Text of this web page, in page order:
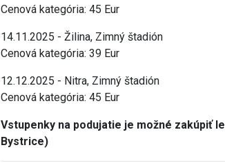
Cenová kategória: 45 Eur
14.11.2025 - Žilina, Zimný štadión
Cenová kategória: 39 Eur
12.12.2025 - Nitra, Zimný štadión
Cenová kategória: 45 Eur
Vstupenky na podujatie je možné zakúpiť
Bystrice)